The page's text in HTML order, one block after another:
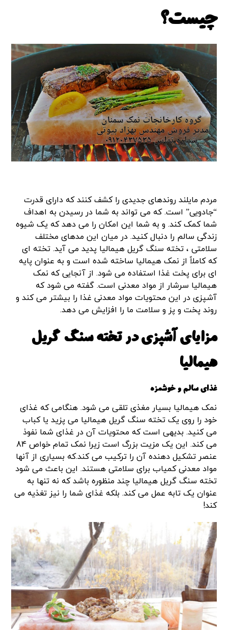
چیست؟
مردم مایلند روندهای جدیدی را کشف کنند که دارای قدرت
“جادویی” است. که می تواند به شما در رسیدن به اهداف
شما کمک کند. و به شما این امکان را می دهد که یک شیوه
زندگی سالم را دنبال کنید. در میان این مدهای مختلف
سلامتی ، تخته سنگ گریل هیمالیا پدید می آید. تخته ای
که کاملاً از نمک هیمالیا ساخته شده است و به عنوان پایه
ای برای پخت غذا استفاده می شود. از آنجایی که نمک
هیمالیا سرشار از مواد معدنی است. گفته می شود که
آشپزی در این محتویات مواد معدنی غذا را بیشتر می کند و
روند پخت و پز و سلامت ما را افزایش می دهد.
مزایای آشپزی در تخته سنگ گریل
هیمالیا
غذای سالم و خوشمزه
نمک هیمالیا بسیار مغذی تلقی می شود. هنگامی که غذای
خود را روی یک تخته سنگ گریل هیمالیا می پزید یا کباب
می کنید. بدیهی است که محتویات آن در غذای شما نفوذ
می کند. این یک مزیت بزرگ است زیرا نمک تمام خواص 84
عنصر تشکیل دهنده آن را ترکیب می کند.که بسیاری از آنها
مواد معدنی کمیاب برای سلامتی هستند. این باعث می شود
تخته سنگ گریل هیمالیا چند منظوره باشد که نه تنها به
عنوان یک تابه عمل می کند. بلکه غذای شما را نیز تغذیه می
کند!